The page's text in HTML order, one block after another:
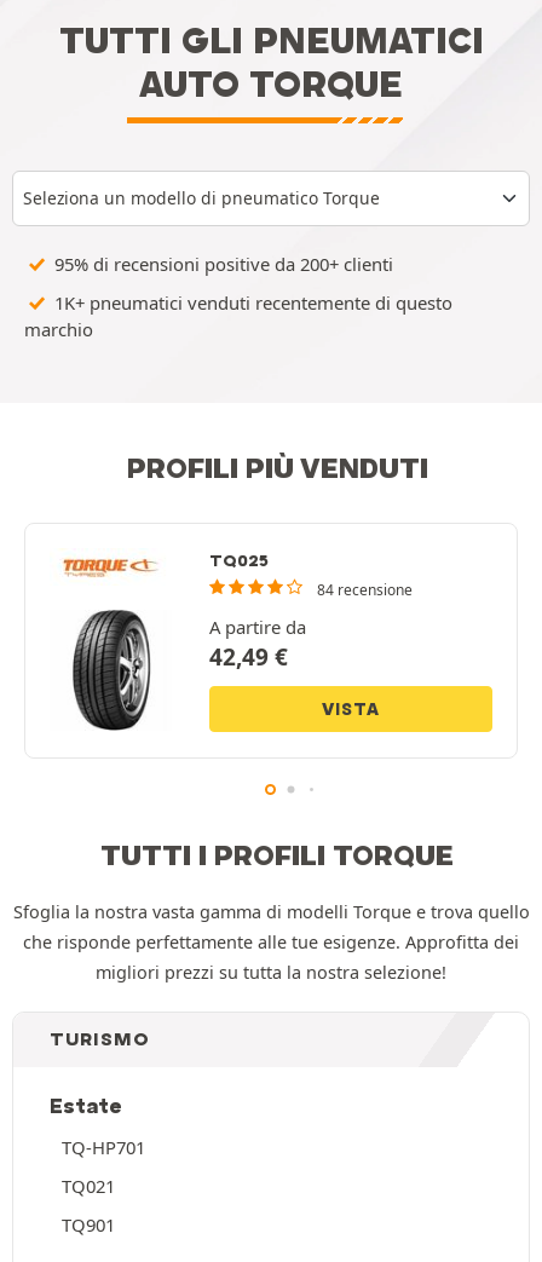
TUTTI GLI PNEUMATICI
AUTO TORQUE
Seleziona un modello di pneumatico Torque
95% di recensioni positive da 200+ clienti
1K+ pneumatici venduti recentemente di questo
marchio
PROFILI PIÙ VENDUTI
TQ025
84 recensione
A partire da
42,49€
VISTA
TUTTI I PROFILI TORQUE
Sfoglia la nostra vasta gamma di modelli Torque e trova quello
che risponde perfettamente alle tue esigenze. Approfitta dei
migliori prezzi su tutta la nostra selezione!
TURISMO
Estate
TQ-HP701
TQ021
TQ901